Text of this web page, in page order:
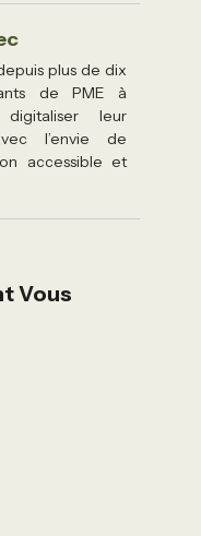
plus de dix
de PME à
leur
l’envie de
accessible et
Vous